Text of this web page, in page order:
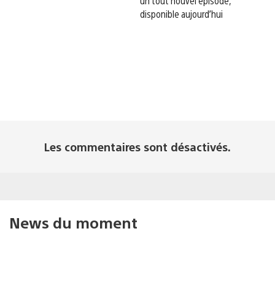
disponible aujourd’hui
Les commentaires sont désactivés.
News du moment